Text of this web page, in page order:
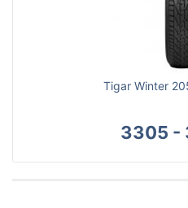
Tigar Winter
3305 -